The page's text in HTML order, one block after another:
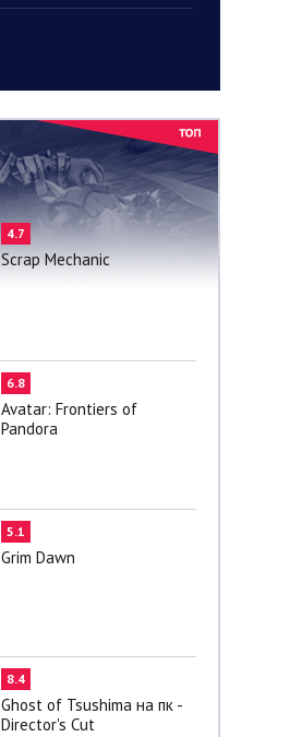
4.7
Scrap Mechanic
6.8
Avatar: Frontiers of
Pandora
5.1
Grim Dawn
8.4
Ghost of Tsushima на пк -
Director's Cut